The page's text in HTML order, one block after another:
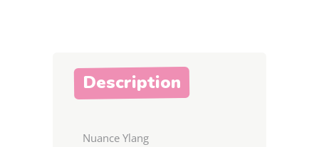
Description
Nuance Ylang